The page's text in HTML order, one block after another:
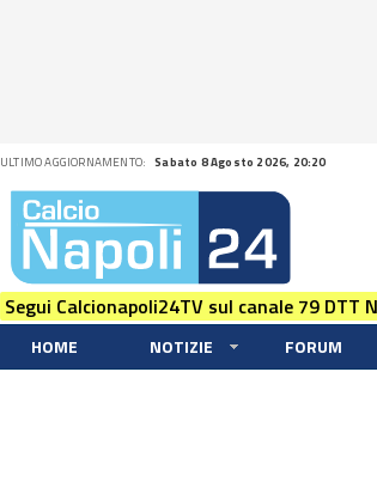
ULTIMO AGGIORNAMENTO: Sabato 8 Agosto 2026, 20:20
Segui Calcionapoli24TV sul canale 79 DTT
HOME NOTIZIE FORUM